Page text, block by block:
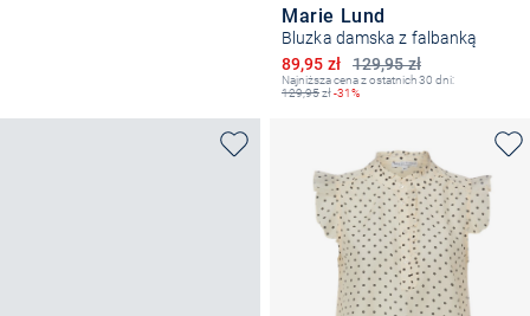
Marie Lund
Bluzka damska z falbanką
129,95 zł
Obniżona cena
89,95 zł
Najniższa cena z ostatnich 30 dni:
129,95zł-31%